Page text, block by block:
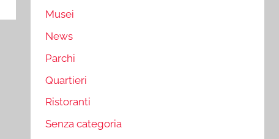
Musei
News
Parchi
Quartieri
Ristoranti
Senza categoria